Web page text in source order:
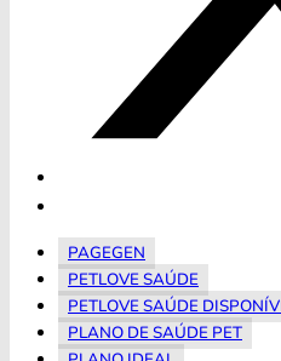
PAGEGEN
PETLOVE SAÚDE
PETLOVE SAÚDE
PLANO DE SAÚDE PET